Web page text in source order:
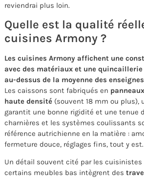
reviendrai plus loin.
Quelle est la qualité
cuisines Armony ?
Les cuisines Armony affichent une
avec des matériaux et une
au-dessus de la moyenne des
Les caissons sont fabriqués en
haute densité (souvent 18 mm ou plus),
garantit une bonne rigidité et une tenue
charnières et les systèmes coulissants
référence autrichienne en la matière :
fermeture douce, réglages fins, tout y est.
Un détail souvent cité par les cuisinistes
certains meubles bas intègrent des